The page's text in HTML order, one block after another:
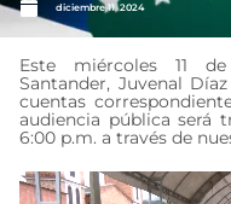
diciembre 11, 2024
Este miércoles 11
Santander, Juvenal
cuentas
audiencia pública será
6:00 p.m. a través de